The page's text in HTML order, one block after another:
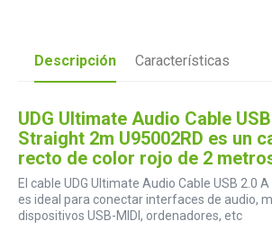
Descripción Características
UDG Ultimate Audio Cable
Straight 2m U95002RD es un
recto de color rojo de 2
El cable UDG Ultimate Audio Cable USB 2.0
es ideal para conectar interfaces de audio,
dispositivos USB-MIDI, ordenadores, etc